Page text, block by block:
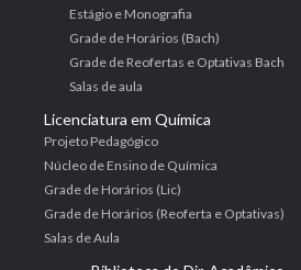
Estágio e Monografia
Grade de Horários (Bach)
Grade de Reofertas e Optativas Bach
Salas de aula
Licenciatura em Química
Projeto Pedagógico
Núcleo de Ensino de Química
Grade de Horários (Lic)
Grade de Horários (Reoferta e Optativas)
Salas de Aula